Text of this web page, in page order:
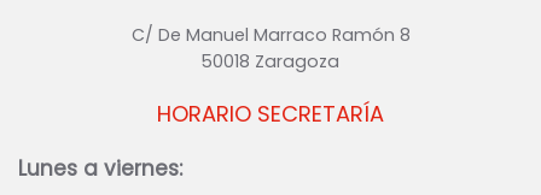
C/ De Manuel Marraco Ramón 8
50018 Zaragoza
HORARIO SECRETARÍA
Lunes a viernes: